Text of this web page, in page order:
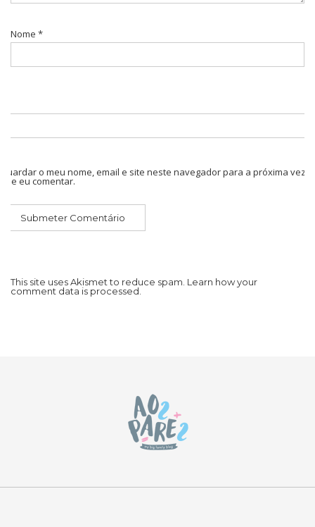
Nome *
Guardar o meu nome, email e site neste navegador para a próxima vez
que eu comentar.
This site uses Akismet to reduce spam. Learn how your
comment data is processed.